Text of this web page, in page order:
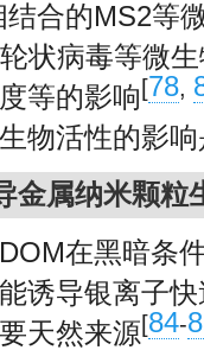
结合的MS2等
状病毒等微
等的影响 [78,
物活性的影
金属纳米颗粒
在黑暗条
诱导银离子
天然来源[84-